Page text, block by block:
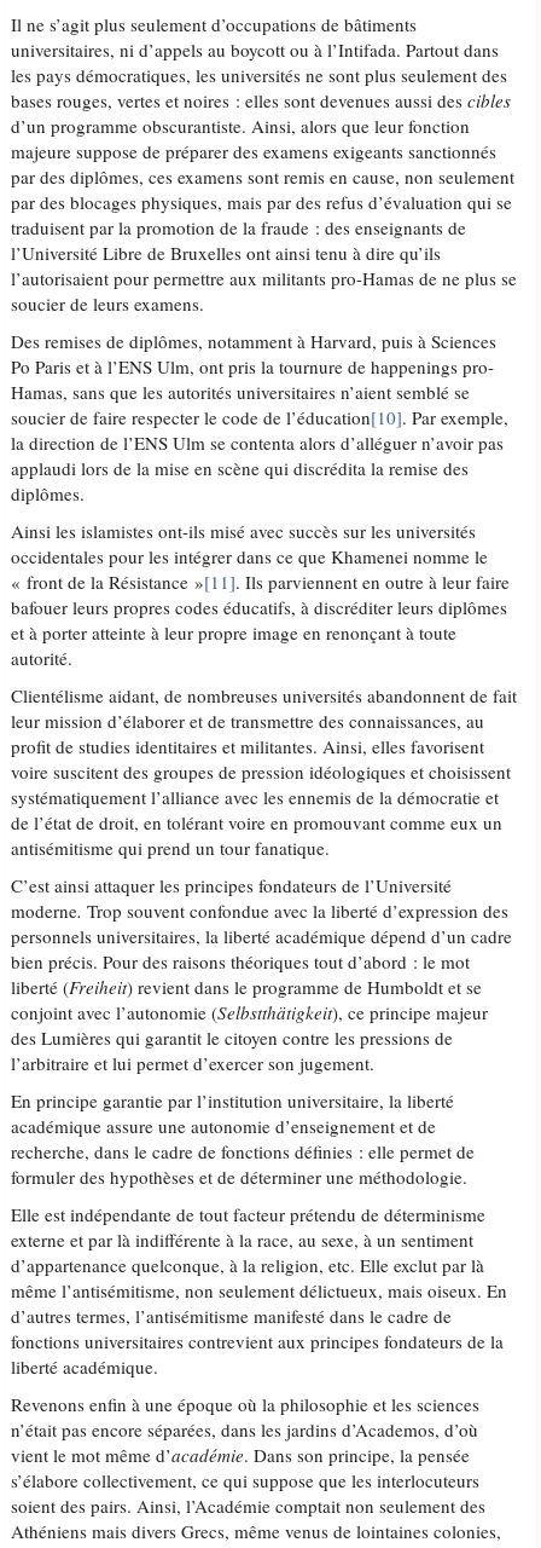
Il ne s’agit plus seulement d’occupations de bâtiments
universitaires, ni d’appels au boycott ou à l’Intifada. Partout dans
les pays démocratiques, les universités ne sont plus seulement des
bases rouges, vertes et noires : elles sont devenues aussi descibles
d’un programme obscurantiste. Ainsi, alors que leur fonction
majeure suppose de préparer des examens exigeants sanctionnés
par des diplômes, ces examens sont remis en cause, non seulement
par des blocages physiques, mais par des refus d’évaluation qui se
traduisent par la promotion de la fraude : des enseignants de
l’Université Libre de Bruxelles ont ainsi tenu à dire qu’ils
l’autorisaient pour permettre aux militants pro-Hamas de ne plus se
soucier de leurs examens.
Des remises de diplômes, notamment à Harvard, puis à Sciences
Po Paris et à l’ENS Ulm, ont pris la tournure de happenings pro-
Hamas, sans que les autorités universitaires n’aient semblé se
soucier de faire respecter le code de l’éducation[10]. Par exemple,
la direction de l’ENS Ulm se contenta alors d’alléguer n’avoir pas
applaudi lors de la mise en scène qui discrédita la remise des
diplômes.
Ainsi les islamistes ont-ils misé avec succès sur les universités
occidentales pour les intégrer dans ce que Khamenei nomme le
« front de la Résistance »[11]. Ils parviennent en outre à leur faire
bafouer leurs propres codes éducatifs, à discréditer leurs diplômes
et à porter atteinte à leur propre image en renonçant à toute
autorité.
Clientélisme aidant, de nombreuses universités abandonnent de fait
leur mission d’élaborer et de transmettre des connaissances, au
profit de studies identitaires et militantes. Ainsi, elles favorisent
voire suscitent des groupes de pression idéologiques et choisissent
systématiquement l’alliance avec les ennemis de la démocratie et
de l’état de droit, en tolérant voire en promouvant comme eux un
antisémitisme qui prend un tour fanatique.
C’est ainsi attaquer les principes fondateurs de l’Université
moderne.Trop souvent confondue avec la liberté d’expression des
personnels universitaires, la liberté académique dépend d’un cadre
bien précis. Pour des raisons théoriques tout d’abord : le mot
liberté (Freiheit) revient dans le programme de Humboldt et se
conjoint avec l’autonomie (Selbstthätigkeit), ce principe majeur
des Lumières qui garantit le citoyen contre les pressions de
l’arbitraire et lui permet d’exercer son jugement.
En principe garantie par l’institution universitaire, la liberté
académique assure une autonomie d’enseignement et de
recherche, dans le cadre de fonctions définies : elle permet de
formuler des hypothèses et de déterminer une méthodologie.
Elle est indépendante de tout facteur prétendu de déterminisme
externe et par là indifférente à la race, au sexe, à un sentiment
d’appartenance quelconque, à la religion, etc. Elle exclut par là
même l’antisémitisme, non seulement délictueux, mais oiseux. En
d’autres termes, l’antisémitisme manifesté dans le cadre de
fonctions universitaires contrevient aux principes fondateurs de la
liberté académique.
Revenons enfin à une époque où la philosophie et les sciences
n’était pas encore séparées, dans les jardins d’Academos, d’où
vient le mot même d’académie. Dans son principe, la pensée
s’élabore collectivement, ce qui suppose que les interlocuteurs
soient des pairs. Ainsi, l’Académie comptait non seulement des
Athéniens mais divers Grecs, même venus de lointaines colonies,